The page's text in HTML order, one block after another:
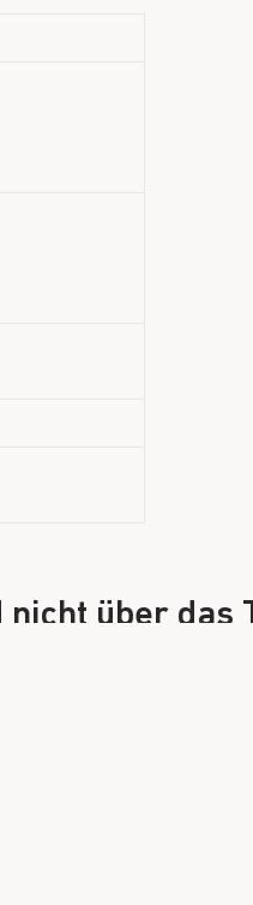
über